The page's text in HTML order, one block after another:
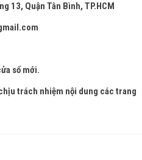
13, Quận Tân Bình, TP.HCM
sổ mới.
trách nhiệm nội dung các trang